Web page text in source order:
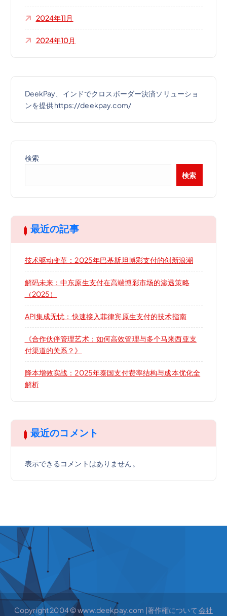
2024年11月
2024年10月
DeekPay、インドでクロスボーダー決済ソリューショ
ンを提供 https://deekpay.com/
検索
検索
最近の記事
技术驱动变革：2025年巴基斯坦博彩支付的创新浪潮
解码未来：中东原生支付在高端博彩市场的渗透策略
（2025）
API集成无忧：快速接入菲律宾原生支付的技术指南
《合作伙伴管理艺术：如何高效管理与多个马来西亚支
付渠道的关系？》
降本增效实战：2025年泰国支付费率结构与成本优化全
解析
最近のコメント
表示できるコメントはありません。
Copyright 2004 © www.deekpay.com |著作権について 会社